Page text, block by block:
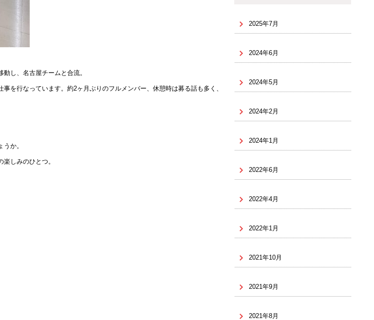
し、名古屋チームと合流。
を行なっています。約2ヶ月ぶりのフルメンバー、休憩時は募る話も多く、
か。
しみのひとつ。
2025年7月
2024年6月
2024年5月
2024年2月
2024年1月
2022年6月
2022年4月
2022年1月
2021年10月
2021年9月
2021年8月